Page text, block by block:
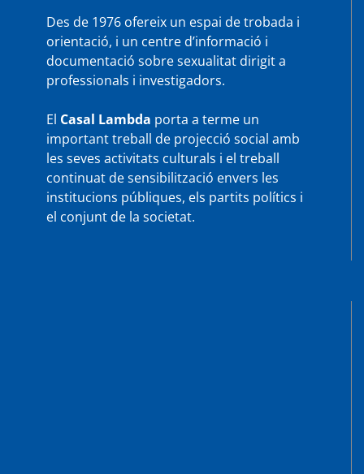
Des de 1976 ofereix un espai de trobada i
orientació, i un centre d’informació i
documentació sobre sexualitat dirigit a
professionals i investigadors.
El Casal Lambda porta a terme un
important treball de projecció social amb
les seves activitats culturals i el treball
continuat de sensibilització envers les
institucions públiques, els partits polítics i
el conjunt de la societat.